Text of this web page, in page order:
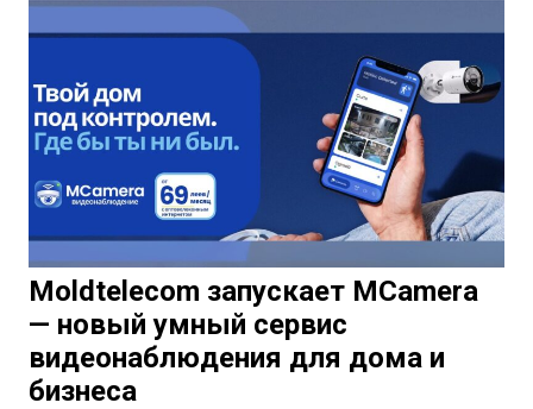
Moldtelecom запускает MCamera
— новый умный сервис
видеонаблюдения для дома и
бизнеса